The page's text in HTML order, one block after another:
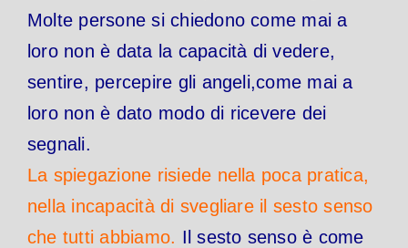
Molte persone si chiedono come mai a
loro non è data la capacità di vedere,
sentire, percepire gli angeli,come mai a
loro non è dato modo di ricevere dei
segnali.
La spiegazione risiede nella poca pratica,
nella incapacità di svegliare il sesto senso
che tutti abbiamo. Il sesto senso è come